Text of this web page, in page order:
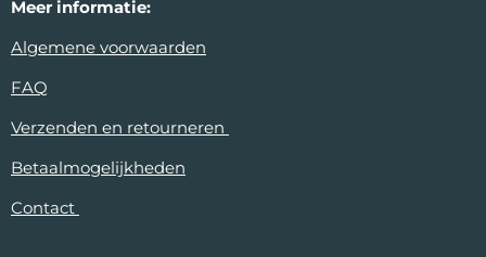
Meer informatie:
Algemene voorwaarden
FAQ
Verzenden en retourneren
Betaalmogelijkheden
Contact